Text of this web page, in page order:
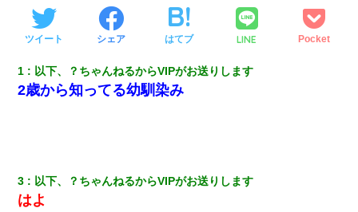
ツイート シェア はてブ LINE Pocket
1 以下、？ちゃんねるからVIPがお送りします
2歳から知ってる幼馴染み
3 以下、？ちゃんねるからVIPがお送りします
はよ